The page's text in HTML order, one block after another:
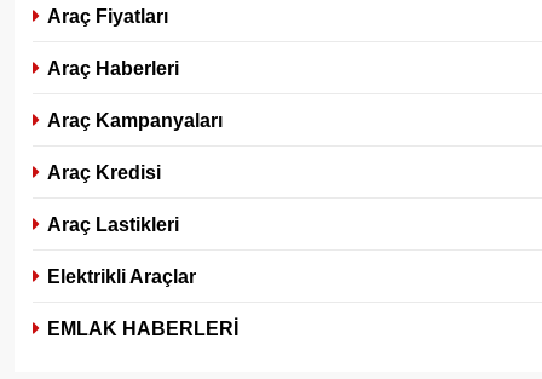
Araç Fiyatları
Araç Haberleri
Araç Kampanyaları
Araç Kredisi
Araç Lastikleri
Elektrikli Araçlar
EMLAK HABERLERİ